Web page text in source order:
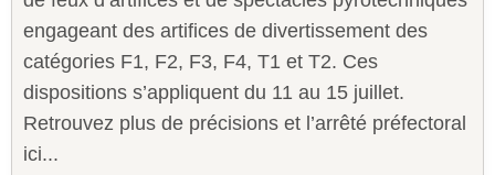
engageant des artifices de divertissement des
catégories F1, F2, F3, F4, T1 et T2. Ces
dispositions s’appliquent du 11 au 15 juillet.
Retrouvez plus de précisions et l’arrêté préfectoral
ici...